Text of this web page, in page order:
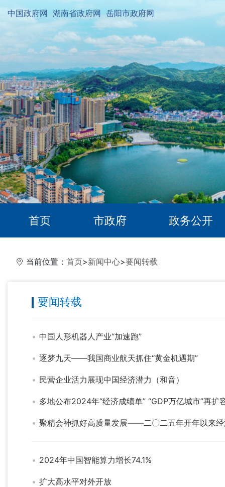
中国政府网 湖南省政府网 岳阳市政府网
首页 市政府 政务公开
当前位置： 首页>新闻中心>要闻转载
要闻转载
中国人形机器人产业“加速跑”
逐梦九天——我国商业航天抓住“黄金机遇期”
民营企业活力展现中国经济潜力（和音）
多地公布2024年“经济成绩单” “GDP万亿城市”再扩
聚精会神抓好高质量发展——二〇二五年开年以来经
2024年中国智能算力增长74.1%
扩大高水平对外开放